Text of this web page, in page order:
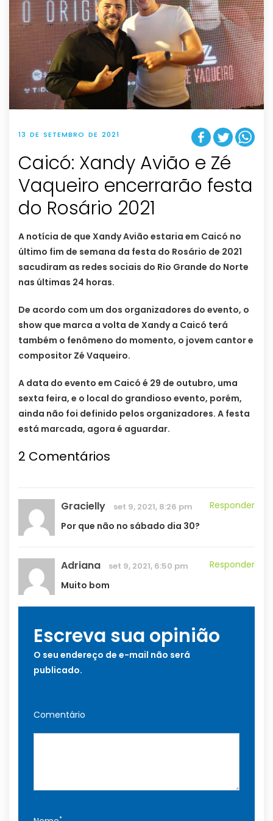
13 DE SETEMBRO DE 2021
Caicó: Xandy Avião e Zé
Vaqueiro encerrarão festa
do Rosário 2021
A notícia de que Xandy Avião estaria em Caicó no
último fim de semana da festa do Rosário de 2021
sacudiram as redes sociais do Rio Grande do Norte
nas últimas 24 horas.
De acordo com um dos organizadores do evento, o
show que marca a volta de Xandy a Caicó terá
também o fenômeno do momento, o jovem cantor e
compositor Zé Vaqueiro.
A data do evento em Caicó é 29 de outubro, uma
sexta feira, e o local do grandioso evento, porém,
ainda não foi definido pelos organizadores. A festa
está marcada, agora é aguardar.
2 Comentários
Gracielly set 9, 2021, 8:26 pm
Responder
Por que não no sábado dia 30?
Adriana set 9, 2021, 6:50 pm
Responder
Muito bom
Escreva sua opinião
O seu endereço de e-mail não será
publicado.
Comentário
*